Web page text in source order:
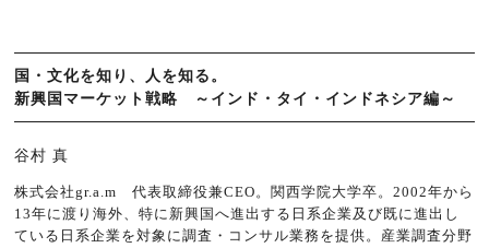
国・文化を知り、人を知る。
新興国マーケット戦略 ～インド・タイ・インドネシア編～
谷村 真
株式会社gr.a.m 代表取締役兼CEO。関西学院大学卒。2002年から
13年に渡り海外、特に新興国へ進出する日系企業及び既に進出し
ている日系企業を対象に調査・コンサル業務を提供。産業調査分野